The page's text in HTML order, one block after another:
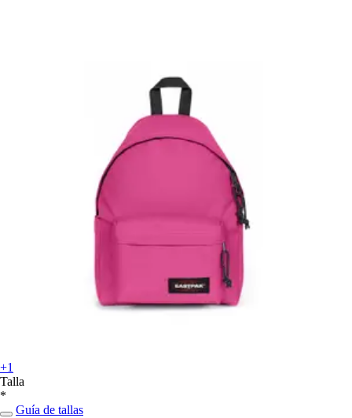
+1
Talla
*
Guía de tallas